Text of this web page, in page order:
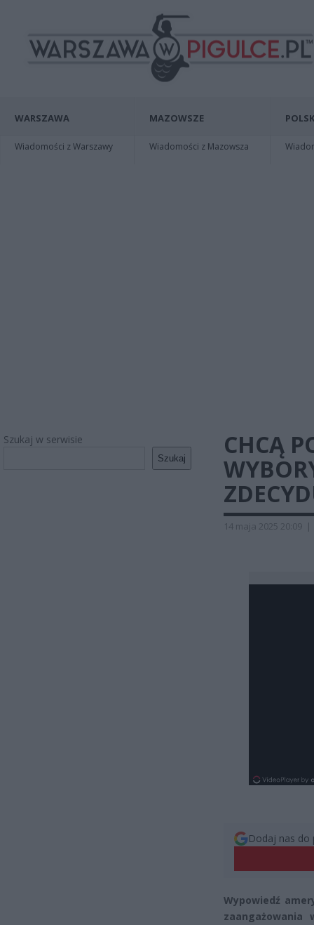
WARSZAWA
Wiadomości z Warszawy
MAZOWSZE
Wiadomości z Mazowsza
Szukaj w serwisie
Szukaj
CHCĄ
14 maja 2025 20:09 |
Dodaj nas do
Wypowiedź